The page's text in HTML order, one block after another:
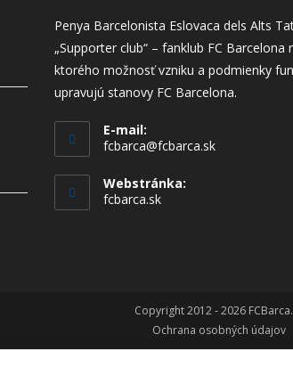
Penya Barcelonista Eslovaca dels Alts
„Supporter club“ – fanklub FC Barcelona
ktorého možnosť vzniku a podmienky
upravujú stanovy FC Barcelona.
E-mail:
fcbarca@fcbarca.sk
Webstránka:
fcbarca.sk
Copyright 2012 - 2026
Ochrana osobných údajov